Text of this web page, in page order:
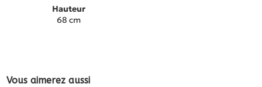
Hauteur
68 cm
Vous aimerez aussi